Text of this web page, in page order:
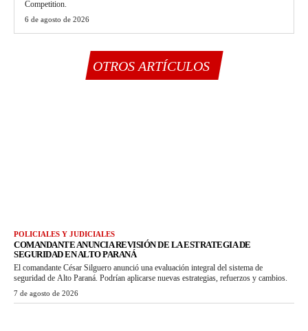
Competition.
6 de agosto de 2026
OTROS ARTÍCULOS
POLICIALES Y JUDICIALES
COMANDANTE ANUNCIA REVISIÓN DE LA ESTRATEGIA DE
SEGURIDAD EN ALTO PARANÁ
El comandante César Silguero anunció una evaluación integral del sistema de
seguridad de Alto Paraná. Podrían aplicarse nuevas estrategias, refuerzos y cambios.
7 de agosto de 2026